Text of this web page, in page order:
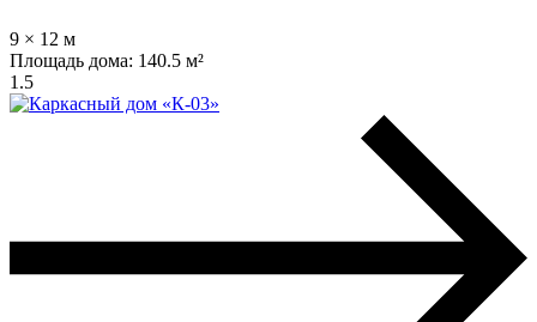
9 × 12 м
Площадь дома: 140.5 м²
1.5